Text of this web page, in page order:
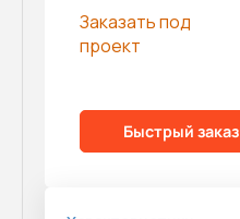
Заказать под
проект
Быстрый заказ